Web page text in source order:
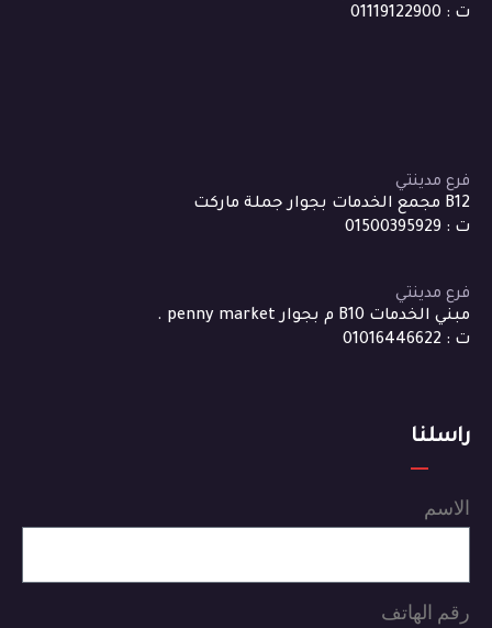
ت : 01119122900
فرع مدينتي
B12 مجمع الخدمات بجوار جملة ماركت
ت : 01500395929
فرع مدينتي
مبني الخدمات B10 م بجوار penny market .
ت : 01016446622
راسلنا
الاسم
رقم الهاتف